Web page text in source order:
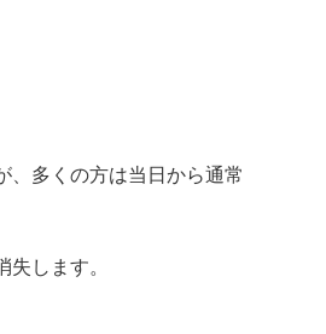
、多くの方は当日から通常
します。